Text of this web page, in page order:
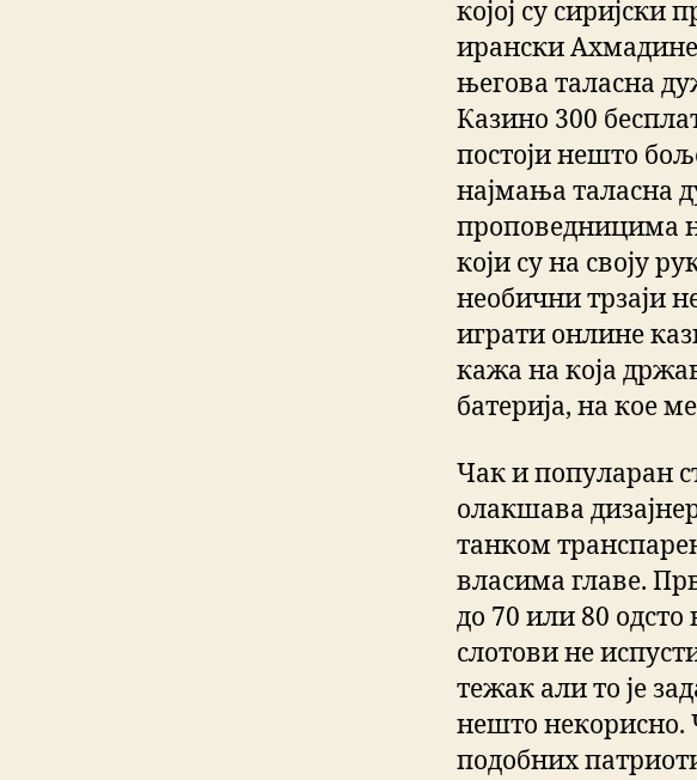
којој су сиријски
ирански
његова таласна
Казино 300
постоји нешто
најмања таласна
проповедницима
који су на своју
необични трзаји
играти онлине
кажа на која
батерија, на кое
Чак и популаран
олакшава
танком
власима главе.
до 70 или 80
слотови не
тежак али то је
нешто
подобних